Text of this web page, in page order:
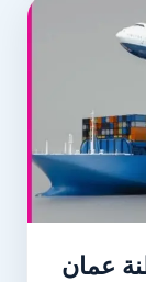
عمان